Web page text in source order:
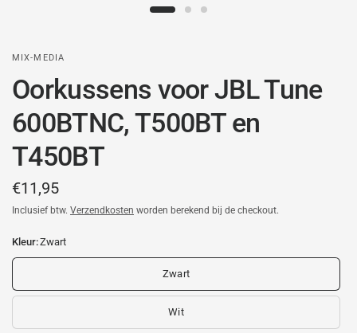
MIX-MEDIA
Oorkussens voor JBL Tune
600BTNC, T500BT en
T450BT
€11,95
Inclusief btw. Verzendkosten worden berekend bij de checkout.
Kleur:Zwart
Zwart
Wit